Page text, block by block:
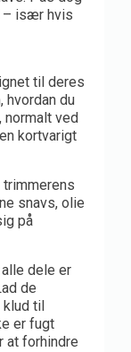
– især hvis
til deres
hvordan du
ved
kortvarigt
snavs, olie
på
dele er
de
til
er fugt
at forhindre